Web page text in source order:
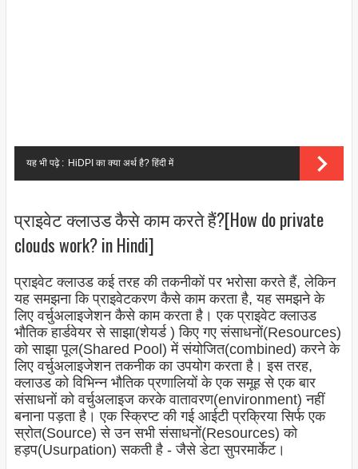
यह भी पढ़े : HiDPI का क्या अर्थ है? हिंदी में
प्राइवेट क्लाउड कैसे काम करते हैं?[How do private
clouds work? in Hindi]
प्राइवेट क्लाउड कई तरह की तकनीकों पर भरोसा करते हैं, लेकिन
यह समझना कि प्राइवेटकरण कैसे काम करता है, यह समझने के
लिए वर्चुअलाइजेशन कैसे काम करता है। एक प्राइवेट क्लाउड
भौतिक हार्डवेयर से साझा(शेयर्ड ) किए गए संसाधनों(Resources)
को साझा पूल(Shared Pool) में संयोजित(combined) करने के
लिए वर्चुअलाइजेशन तकनीक का उपयोग करता है। इस तरह,
क्लाउड को विभिन्न भौतिक प्रणालियों के एक समूह से एक बार
संसाधनों को वर्चुअलाइज करके वातावरण(environment) नहीं
बनाना पड़ता है। एक स्क्रिप्ट की गई आईटी प्रक्रिया सिर्फ एक
स्रोत(Source) से उन सभी संसाधनों(Resources) को
हड़प(Usurpation) सकती है - जैसे डेटा सुपरमार्केट।